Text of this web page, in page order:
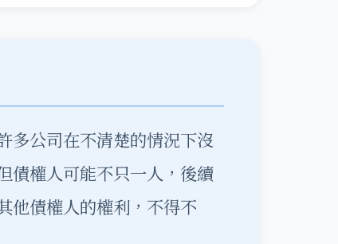
多公司在不清楚的情況下沒
債權人可能不只一人，後續
他債權人的權利，不得不